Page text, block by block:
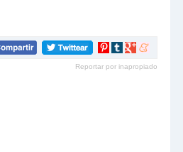
Compartir
Pinterest
Compartir
tumblr
Compartir
Google+
Compartir
meneame
Reportar por inapropiado